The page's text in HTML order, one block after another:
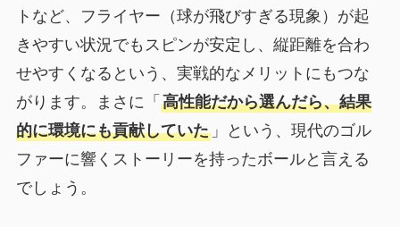
トなど、フライヤー（球が飛びすぎる現象）が起
きやすい状況でもスピンが安定し、縦距離を合わ
せやすくなるという、実戦的なメリットにもつな
がります。まさに「 高性能だから選んだら、結果
的に環境にも貢献していた」という、現代のゴル
ファーに響くストーリーを持ったボールと言える
でしょう。